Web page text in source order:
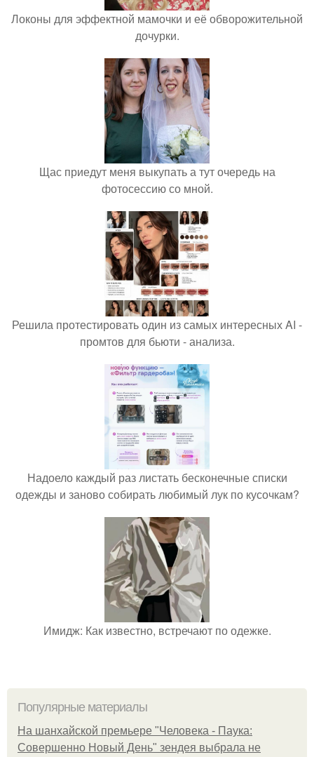
Локоны для эффектной мамочки и её обворожительной
дочурки.
Щас приедут меня выкупать а тут очередь на
фотосессию со мной.
Решила протестировать один из самых интересных AI -
промтов для бьюти - анализа.
Надоело каждый раз листать бесконечные списки
одежды и заново собирать любимый лук по кусочкам?
Имидж: Как известно, встречают по одежке.
Популярные материалы
На шанхайской премьере "Человека - Паука:
Совершенно Новый День" зендея выбрала не